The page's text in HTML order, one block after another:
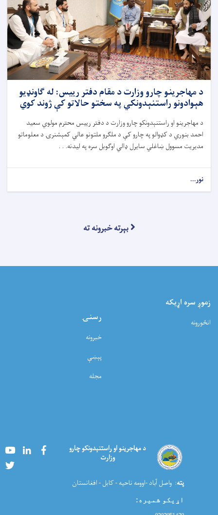
د مهاجرینو چارو وزارت د مقام دفتر رییس: له ګاونډیو
هېوادونو راستنېدونکي په سختو حالاتو کې ژوند کوي
د مهاجرینو او راستنېدونکو چارو وزارت د دفتر رییس محترم مولوي سعید
احمد بنوري د کډوالو په چارو کې د ملګرو ملتونو عالي کمېشنرۍ د معلوماتو
مدیریت مسوول ښاغلي سایرل ډالي اوګوبل سره په لیدنه. . .
نور...
بېرته خبرونه ته
زموږ سره اړيکه
انځورونه رسنۍ
خبرونه
پېښې
مجله
د مهاجرینو او راستنېدونکو چارو
وزارت
YoutubeLinkedInFacebook
پته: واصل آباد -اوومه ناحیه - کابل - افغانستان
اړیکو شمیره: